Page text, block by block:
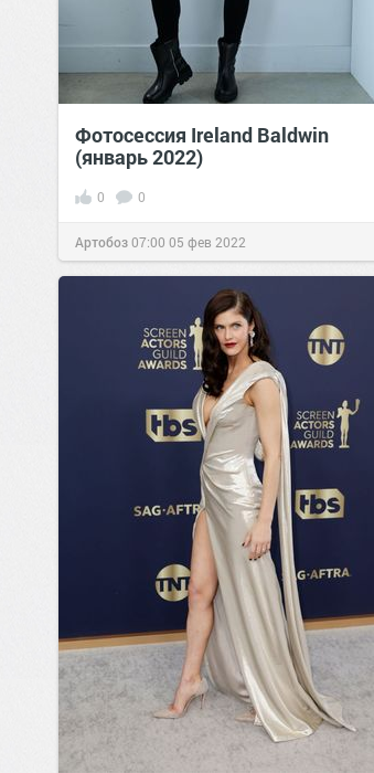
Фотосессия Ireland Baldwin
(январь 2022)
0 0
Артобоз07:00 05 фев 2022